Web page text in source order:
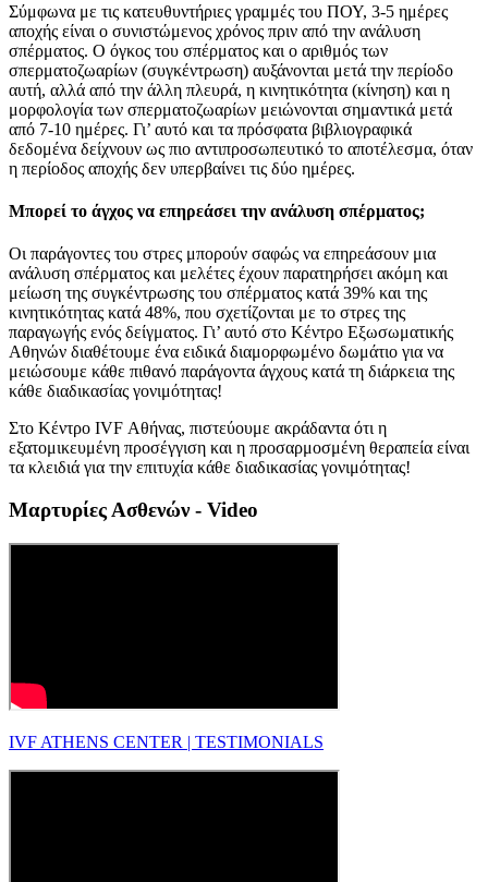
Σύμφωνα με τις κατευθυντήριες γραμμές του ΠΟΥ, 3-5 ημέρες
αποχής είναι ο συνιστώμενος χρόνος πριν από την ανάλυση
σπέρματος. Ο όγκος του σπέρματος και ο αριθμός των
σπερματοζωαρίων (συγκέντρωση) αυξάνονται μετά την περίοδο
αυτή, αλλά από την άλλη πλευρά, η κινητικότητα (κίνηση) και η
μορφολογία των σπερματοζωαρίων μειώνονται σημαντικά μετά
από 7-10 ημέρες. Γι’ αυτό και τα πρόσφατα βιβλιογραφικά
δεδομένα δείχνουν ως πιο αντιπροσωπευτικό το αποτέλεσμα, όταν
η περίοδος αποχής δεν υπερβαίνει τις δύο ημέρες.
μπορεί το άγχος να επηρεάσει την ανάλυση σπέρματος;
Οι παράγοντες του στρες μπορούν σαφώς να επηρεάσουν μια
ανάλυση σπέρματος και μελέτες έχουν παρατηρήσει ακόμη και
μείωση της συγκέντρωσης του σπέρματος κατά 39% και της
κινητικότητας κατά 48%, που σχετίζονται με το στρες της
παραγωγής ενός δείγματος. Γι’ αυτό στο Κέντρο Εξωσωματικής
Αθηνών διαθέτουμε ένα ειδικά διαμορφωμένο δωμάτιο για να
μειώσουμε κάθε πιθανό παράγοντα άγχους κατά τη διάρκεια της
κάθε διαδικασίας γονιμότητας!
Στο Κέντρο IVF Αθήνας, πιστεύουμε ακράδαντα ότι η
εξατομικευμένη προσέγγιση και η προσαρμοσμένη θεραπεία είναι
τα κλειδιά για την επιτυχία κάθε διαδικασίας γονιμότητας!
Μαρτυρίες Ασθενών - Video
IVF ATHENS CENTER | TESTIMONIALS